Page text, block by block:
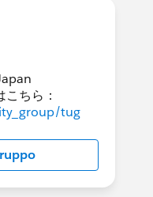
ちら：
tug